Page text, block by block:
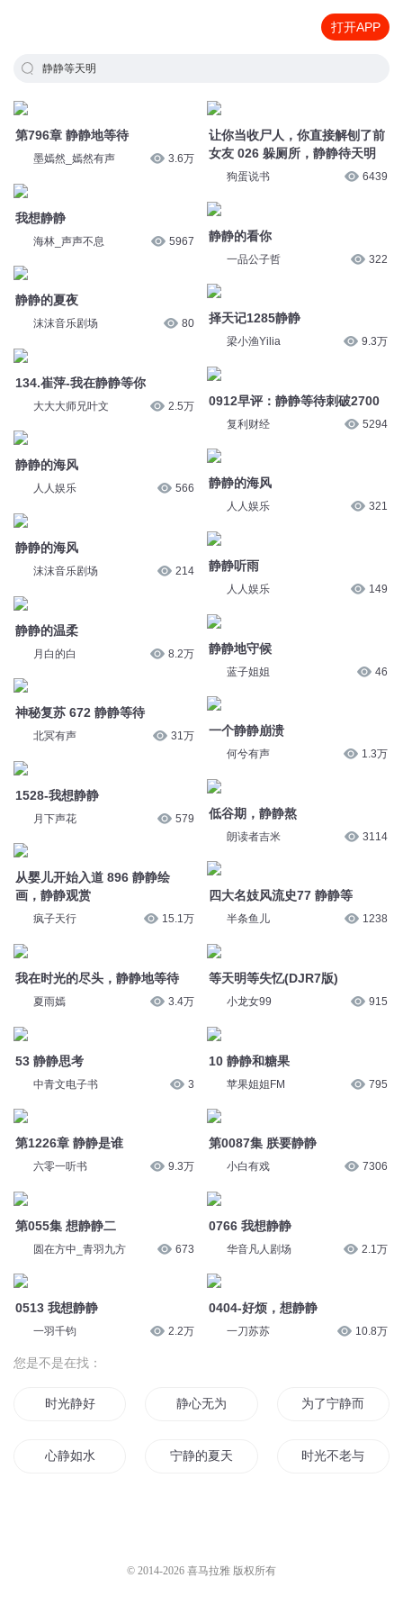
打开APP
静静等天明
第796章 静静地等待
墨嫣然_嫣然有声 3.6万
我想静静
海林_声声不息 5967
静静的夏夜
沫沫音乐剧场 80
134.崔萍-我在静静等你
大大大师兄叶文 2.5万
静静的海风
人人娱乐 566
静静的海风
沫沫音乐剧场 214
静静的温柔
月白的白 8.2万
神秘复苏 672 静静等待
北冥有声 31万
1528-我想静静
月下声花 579
从婴儿开始入道 896 静静绘
画，静静观赏
疯子天行 15.1万
我在时光的尽头，静静地等待
夏雨嫣 3.4万
53 静静思考
中青文电子书 3
第1226章 静静是谁
六零一听书 9.3万
第055集 想静静二
圆在方中_青羽九方 673
0513 我想静静
一羽千钧 2.2万
让你当收尸人，你直接解刨了前
女友 026 躲厕所，静静待天明
狗蛋说书 6439
静静的看你
一品公子哲 322
择天记1285静静
梁小渔Yilia 9.3万
0912早评：静静等待刺破2700
复利财经 5294
静静的海风
人人娱乐 321
静静听雨
人人娱乐 149
静静地守候
蓝子姐姐 46
一个静静崩溃
何兮有声 1.3万
低谷期，静静熬
朗读者吉米 3114
四大名妓风流史77 静静等
半条鱼儿 1238
等天明等失忆(DJR7版)
小龙女99 915
10 静静和糖果
苹果姐姐FM 795
第0087集 朕要静静
小白有戏 7306
0766 我想静静
华音凡人剧场 2.1万
0404-好烦，想静静
一刀苏苏 10.8万
您是不是在找：
时光静好 静心无为 为了宁静而战
心静如水 宁静的夏天 时光不老与君静好
© 2014-2026 喜马拉雅 版权所有